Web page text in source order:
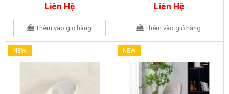
Liên Hệ
Thêm vào giỏ hàng
Liên Hệ
Thêm vào giỏ hàng
NEW NEW